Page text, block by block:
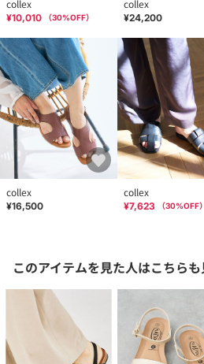
collex
¥10,010 （30%OFF）
collex
¥24,200
collex
¥16,500
collex
¥7,623 （30%OFF）